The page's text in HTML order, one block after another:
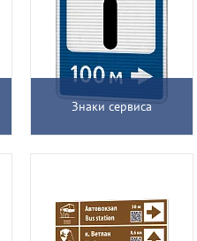
Знаки сервиса